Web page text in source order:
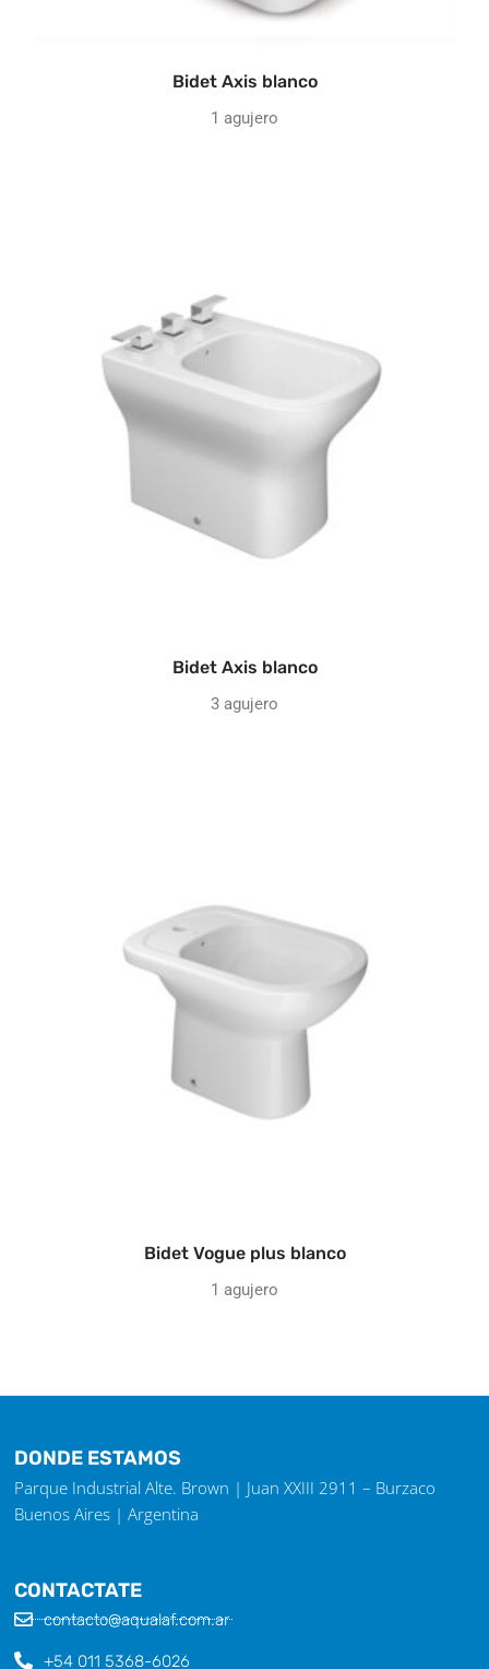
Bidet Axis blanco
1 agujero
Bidet Axis blanco
3 agujero
Bidet Vogue plus blanco
1 agujero
DONDE ESTAMOS
Parque Industrial Alte. Brown | Juan XXIII 2911 – Burzaco
Buenos Aires | Argentina
CONTACTATE
contacto@aqualaf.com.ar
+54 011 5368-6026